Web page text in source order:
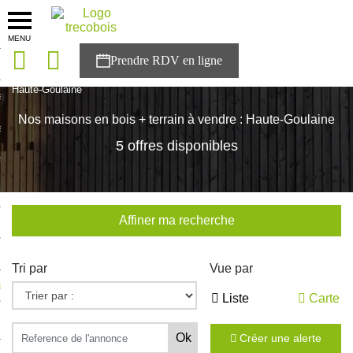
MENU
solutions
Trecobois
à NESTOR
Haute-Goulaine
Nos maisons en bois + terrain à vendre : Haute-Goulaine
5 offres disponibles
Affiner ma recherche
Tri par Vue par
Liste Carte
Créer une alerte